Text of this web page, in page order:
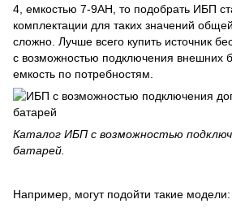
4, емкостью 7-9AH, то подобрать ИБП
комплектации для таких значений
сложно. Лучше всего купить источник
с возможностью подключения внешних
емкость по потребностям.
Каталог ИБП с возможностью
батарей
Например, могут подойти такие модели: